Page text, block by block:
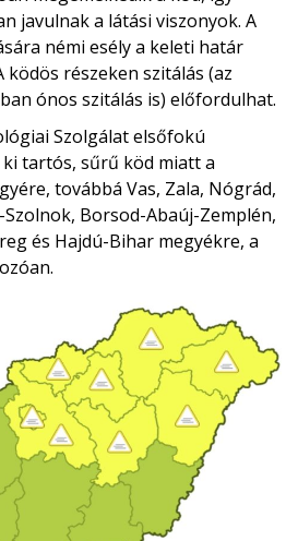
javulnak a látási viszonyok. A
némi esély a keleti határ
részeken szitálás (az
ónos szitálás is) előfordulhat.
Szolgálat elsőfokú
tartós, sűrű köd miatt a
továbbá Vas, Zala, Nógrád,
Szolnok, Borsod-Abaúj-Zemplén,
és Hajdú-Bihar megyékre, a